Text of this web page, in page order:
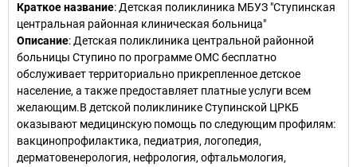
Краткое название: Детская поликлиника МБУЗ "Ступинская
центральная районная клиническая больница"
Описание: Детская поликлиника центральной районной
больницы Ступино по программе ОМС бесплатно
обслуживает территориально прикрепленное детское
население, а также предоставляет платные услуги всем
желающим.В детской поликлинике Ступинской ЦРКБ
оказывают медицинскую помощь по следующим профилям:
вакцинопрофилактика, педиатрия, логопедия,
дерматовенерология, нефрология, офтальмология,